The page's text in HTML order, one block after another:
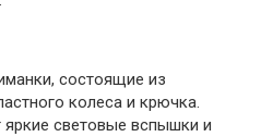
состоящие из
колеса и крючка.
световые вспышки и